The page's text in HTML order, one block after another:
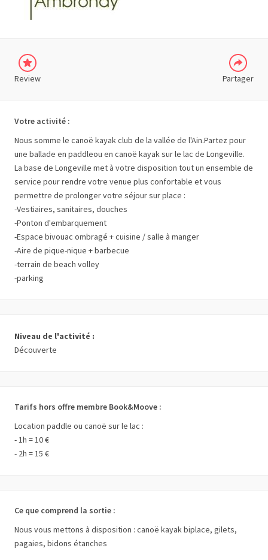
Review Partager
Votre activité :
Nous somme le canoë kayak club de la vallée de l'Ain.Partez pour
une ballade en paddleou en canoë kayak sur le lac de Longeville.
La base de Longeville met à votre disposition tout un ensemble de
service pour rendre votre venue plus confortable et vous
permettre de prolonger votre séjour sur place :
-Vestiaires, sanitaires, douches
-Ponton d'embarquement
-Espace bivouac ombragé + cuisine / salle à manger
-Aire de pique-nique + barbecue
-terrain de beach volley
-parking
Niveau de l'activité :
Découverte
Tarifs hors offre membre Book&Moove :
Location paddle ou canoë sur le lac :
- 1h = 10 €
- 2h = 15 €
Ce que comprend la sortie :
Nous vous mettons à disposition : canoë kayak biplace, gilets,
pagaies, bidons étanches